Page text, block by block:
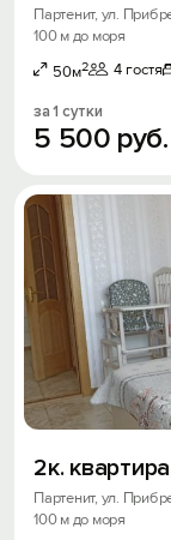
Партенит, ул.
100 м до моря
50м2 4 гостя
за 1 сутки
5 500 руб.
2к.
Партенит, ул.
100 м до моря